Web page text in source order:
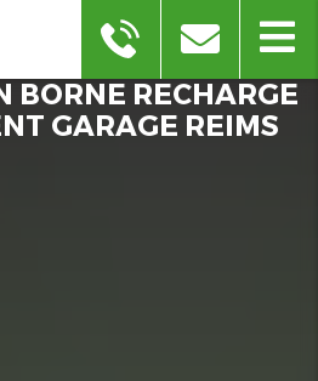
BORNE RECHARGE
GARAGE REIMS